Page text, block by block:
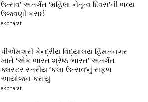
ઉત્સવ’ અંતર્ગત ‘મહિલા નેતૃત્વ દિવસ’ની ભવ્ય
ઉજવણી કરાઈ
ekbharat
પીએમશ્રી કેન્દ્રીય વિદ્યાલય હિંમતનગર
ખાતે ‘એક ભારત શ્રેષ્ઠ ભારત’ અંતર્ગત
ક્લસ્ટર સ્તરીય ‘કલા ઉત્સવ’નું સફળ
આયોજન કરાયું
ekbharat